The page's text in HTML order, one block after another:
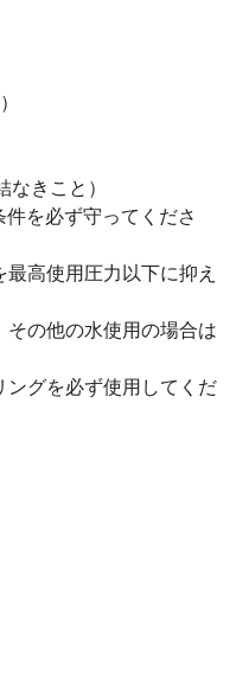
きこと）
を必ず守ってくださ
高使用圧力以下に抑え
その他の水使用の場合は
ングを必ず使用してくだ